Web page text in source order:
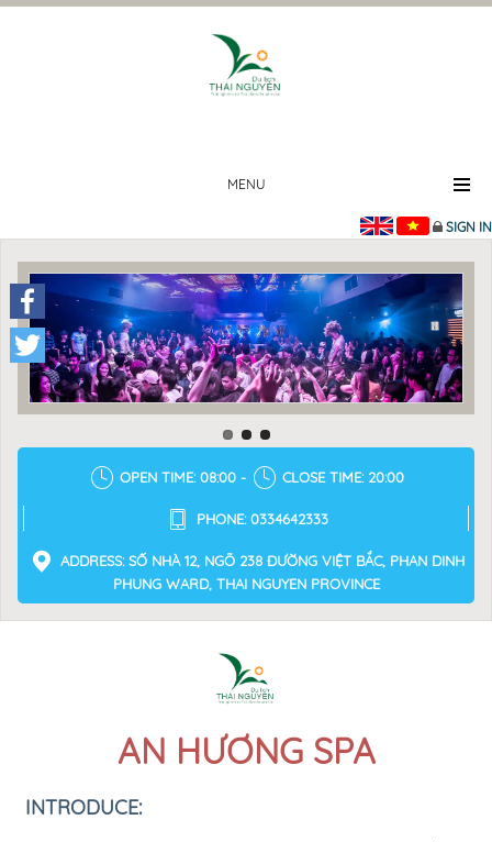
MENU
SIGN IN
OPEN TIME: 08:00 - CLOSE TIME: 20:00
PHONE: 0334642333
ADDRESS: SỐ NHÀ 12, NGÕ 238 ĐƯỜNG VIỆT BẮC, PHAN DINH
PHUNG WARD, THAI NGUYEN PROVINCE
AN HƯƠNG SPA
INTRODUCE:
Facebook
Twitter